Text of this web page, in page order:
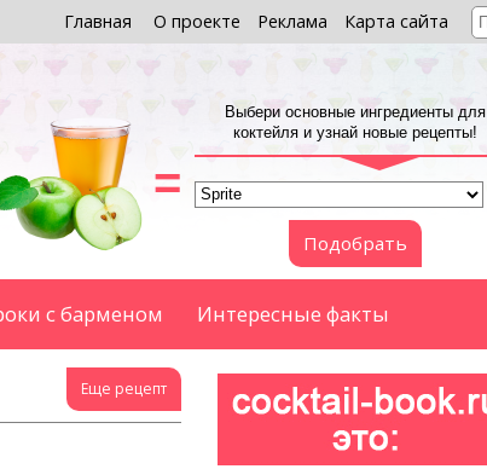
Главная О проекте Реклама Карта сайта
=
Выбери основные ингредиенты для
коктейля и узнай новые рецепты!
Подобрать
с барменом Интересные факты
Еще рецепт